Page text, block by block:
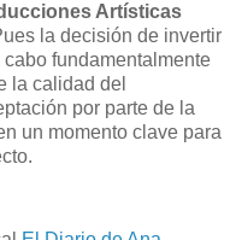
Artísticas
la decisión de invertir
fundamentalmente
la calidad del
por parte de la
un momento clave para